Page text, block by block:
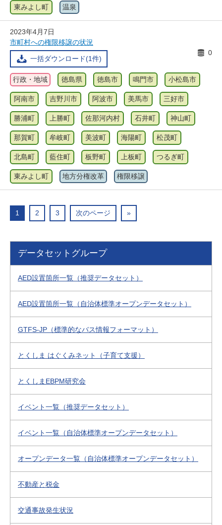
東みよし町 温泉
2023年4月7日
市町村への権限移譲の状況
一括ダウンロード(1件)
0
行政・地域 徳島県 徳島市 鳴門市 小松島市
阿南市 吉野川市 阿波市 美馬市 三好市
勝浦町 上勝町 佐那河内村 石井町 神山町
那賀町 牟岐町 美波町 海陽町 松茂町
北島町 藍住町 板野町 上板町 つるぎ町
東みよし町 地方分権改革 権限移譲
1 2 3 次のページ »
データセットグループ
AED設置箇所一覧（推奨データセット）
AED設置箇所一覧（自治体標準オープンデータセット）
GTFS-JP（標準的なバス情報フォーマット）
とくしま はぐくみネット（子育て支援）
とくしまEBPM研究会
イベント一覧（推奨データセット）
イベント一覧（自治体標準オープンデータセット）
オープンデータ一覧（自治体標準オープンデータセット）
不動産と税金
交通事故発生状況